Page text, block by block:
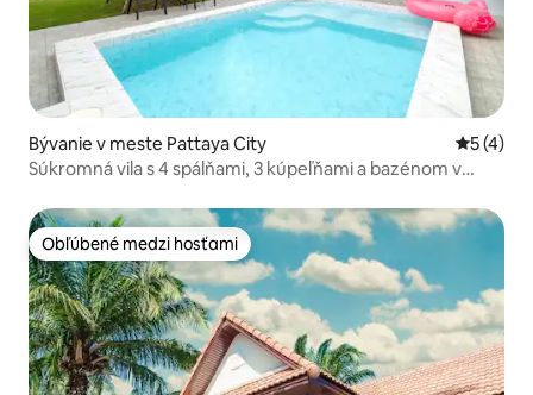
Bývanie v meste Pattaya City
5 (4)
Súkromná vila s 4 spálňami, 3 kúpeľňami a bazénom v
Obľúbené medzi hosťami
Obľúbené medzi hosťami